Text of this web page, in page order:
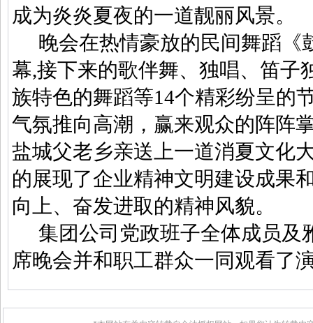
成为炎炎夏夜的一道靓丽风景。
晚会在热情豪放的民间舞蹈《
幕,接下来的歌伴舞、独唱、笛子
族特色的舞蹈等14个精彩纷呈的
气氛推向高潮，赢来观众的阵阵
盐城父老乡亲送上一道消夏文化
的展现了企业精神文明建设成果
向上、奋发进取的精神风貌。
集团公司党政班子全体成员及
席晚会并和职工群众一同观看了